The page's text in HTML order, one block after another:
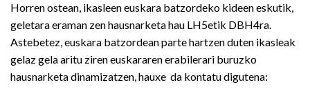
Horren ostean, ikasleen euskara batzordeko kideen eskutik,
geletara eraman zen hausnarketa hau LH5etik DBH4ra.
Astebetez, euskara batzordean parte hartzen duten ikasleak
gelaz gela aritu ziren euskararen erabilerari buruzko
hausnarketa dinamizatzen, hauxe da kontatu digutena: